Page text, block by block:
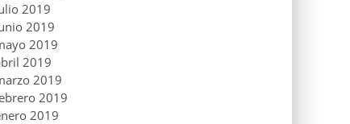
2019
2019
2019
2019
2019
2019
2019